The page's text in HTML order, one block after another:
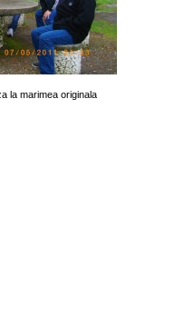
la marimea originala